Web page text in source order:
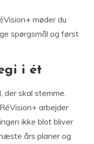
møder du
spørgsmål og først
i ét
skal stemme.
arbejder
ikke blot bliver
års planer og